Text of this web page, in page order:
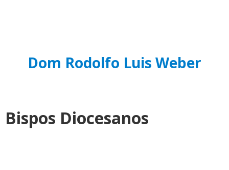
Dom Rodolfo Luis Weber
Bispos Diocesanos